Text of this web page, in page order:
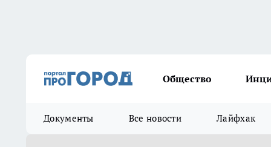
Общество
Документы Все новости Лайфхак